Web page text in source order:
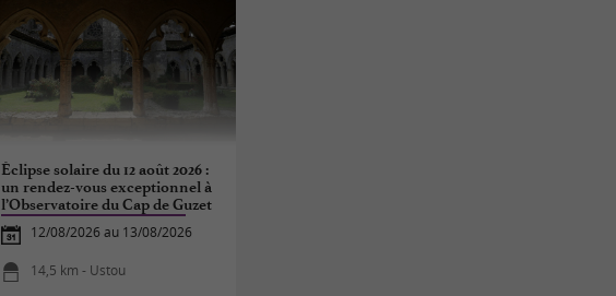
Éclipse solaire du 12 août 2026 :
un rendez-vous exceptionnel à
l’Observatoire du Cap de Guzet
12/08/2026 au 13/08/2026
14,5 km - Ustou